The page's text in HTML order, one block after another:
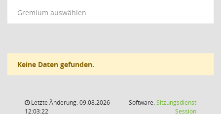
Gremium auswählen
Keine Daten gefunden.
Letzte Änderung: 09.08.2026
12:03:22
Software:Sitzungsdienst
Session(Wird in